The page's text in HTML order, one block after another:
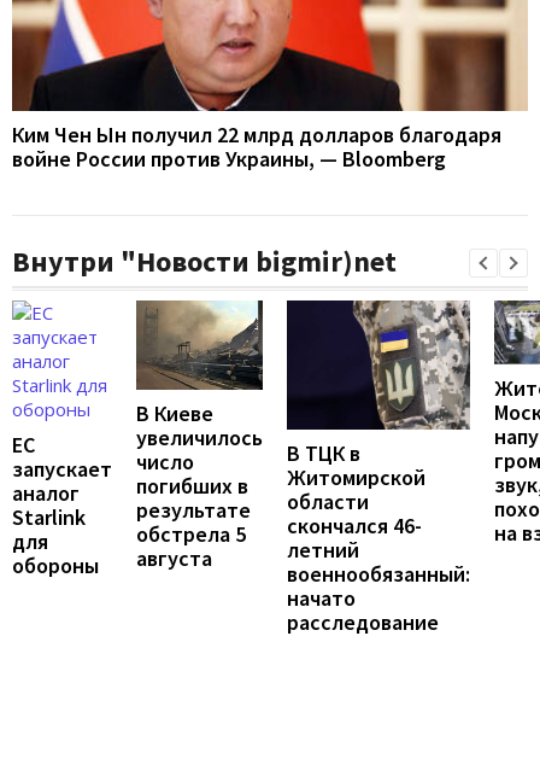
Ким Чен Ын получил 22 млрд долларов благодаря
войне России против Украины, — Bloomberg
Внутри "Новости bigmir)net
ЕС
запускает
аналог
Starlink
для
обороны
В Киеве
увеличилось
число
погибших в
результате
обстрела 5
августа
В ТЦК в
Житомирской
области
скончался 46-
летний
военнообязанный:
начато
расследование
на